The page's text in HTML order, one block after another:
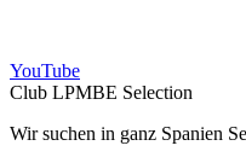
YouTube
Club LPMBE Selection
Wir suchen in ganz Spanien